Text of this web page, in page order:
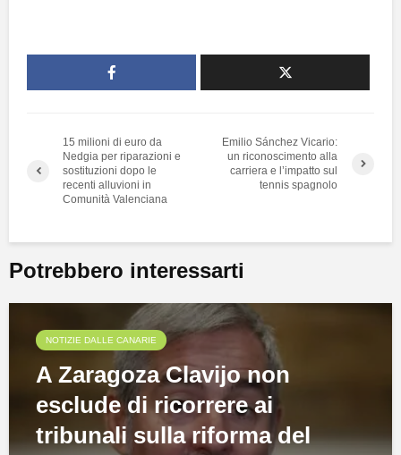
15 milioni di euro da
Nedgia per riparazioni e
sostituzioni dopo le
recenti alluvioni in
Comunità Valenciana
Emilio Sánchez Vicario:
un riconoscimento alla
carriera e l’impatto sul
tennis spagnolo
Potrebbero interessarti
NOTIZIE DALLE CANARIE
A Zaragoza Clavijo non
esclude di ricorrere ai
tribunali sulla riforma del